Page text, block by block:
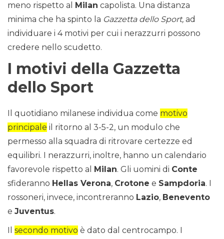
meno rispetto al Milan capolista. Una distanza
minima che ha spinto la Gazzetta dello Sport, ad
individuare i 4 motivi per cui i nerazzurri possono
credere nello scudetto.
I motivi della Gazzetta
dello Sport
Il quotidiano milanese individua come motivo
principale il ritorno al 3-5-2, un modulo che
permesso alla squadra di ritrovare certezze ed
equilibri. I nerazzurri, inoltre, hanno un calendario
favorevole rispetto al Milan. Gli uomini di Conte
sfideranno Hellas Verona, Crotone e Sampdoria. I
rossoneri, invece, incontreranno Lazio, Benevento
e Juventus.
Il secondo motivo è dato dal centrocampo. I